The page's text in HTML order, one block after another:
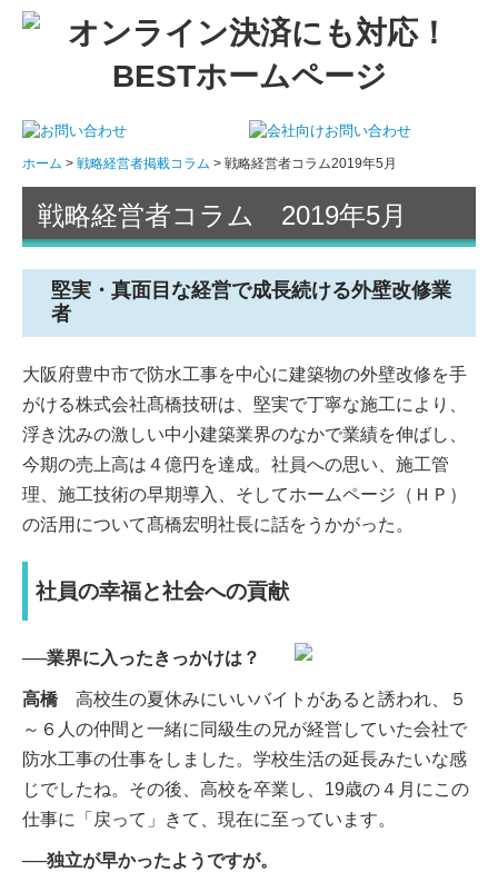
ホーム 戦略経営者掲載コラム 戦略経営者コラム2019年5月
戦略経営者コラム 2019年5月
堅実・真面目な経営で成長続ける外壁改修業
者
大阪府豊中市で防水工事を中心に建築物の外壁改修を手
がける株式会社髙橋技研は、堅実で丁寧な施工により、
浮き沈みの激しい中小建築業界のなかで業績を伸ばし、
今期の売上高は４億円を達成。社員への思い、施工管
理、施工技術の早期導入、そしてホームページ（ＨＰ）
の活用について髙橋宏明社長に話をうかがった。
社員の幸福と社会への貢献
──業界に入ったきっかけは？
高橋高校生の夏休みにいいバイトがあると誘われ、５
～６人の仲間と一緒に同級生の兄が経営していた会社で
防水工事の仕事をしました。学校生活の延長みたいな感
じでしたね。その後、高校を卒業し、19歳の４月にこの
仕事に「戻って」きて、現在に至っています。
──独立が早かったようですが。